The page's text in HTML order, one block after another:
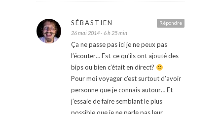
Répondre
SÉBASTIEN
26 mai 2014 - 6 h 25 min
Ça ne passe pas ici je ne peux pas
l’écouter… Est-ce qu’ils ont ajouté des
bips ou bien c’était en direct?
Pour moi voyager c’est surtout d’avoir
personne que je connais autour… Et
j’essaie de faire semblant le plus